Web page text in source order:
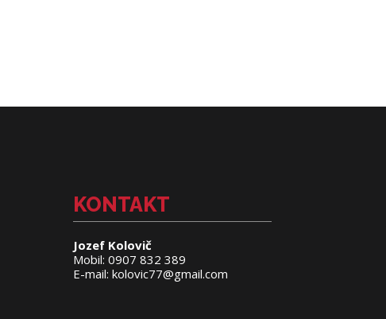
KONTAKT
Jozef Kolovič
Mobil: 0907 832 389
E-mail: kolovic77@gmail.com